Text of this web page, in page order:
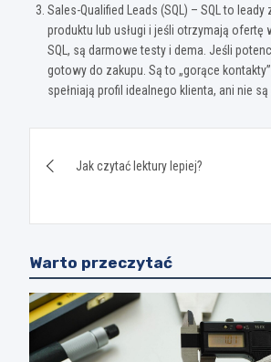
Sales-Qualified Leads (SQL) – SQL to
produktu lub usługi i jeśli otrzymają ofertę
SQL, są darmowe testy i dema. Jeśli
gotowy do zakupu. Są to „gorące
spełniają profil idealnego klienta, ani nie
wpisu
Jak czytać lektury lepiej?
Warto przeczytać